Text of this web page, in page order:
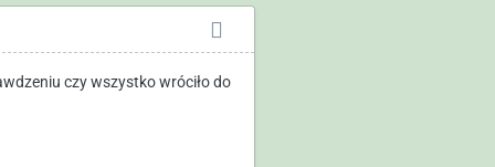
czy wszystko wróciło do